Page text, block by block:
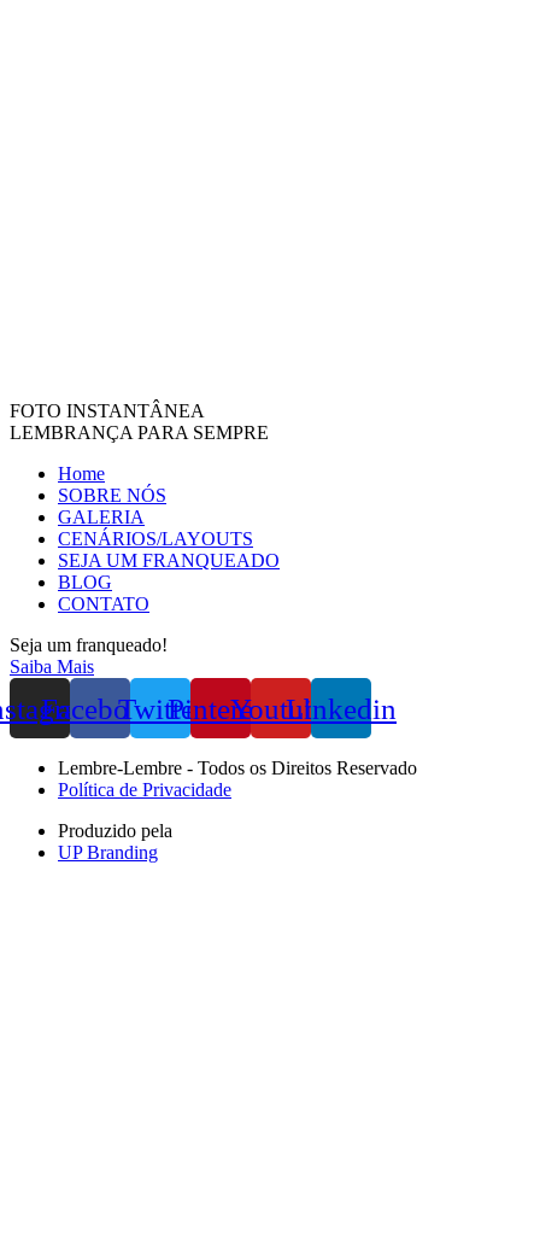
FOTO INSTANTÂNEA
LEMBRANÇA PARA SEMPRE
Home
SOBRE NÓS
GALERIA
CENÁRIOS/LAYOUTS
SEJA UM FRANQUEADO
BLOG
CONTATO
Seja um franqueado!
Saiba Mais
FacebookTwitterPinterestYoutubeLinkedin
Lembre-Lembre - Todos os Direitos Reservado
Política de Privacidade
Produzido pela
UP Branding